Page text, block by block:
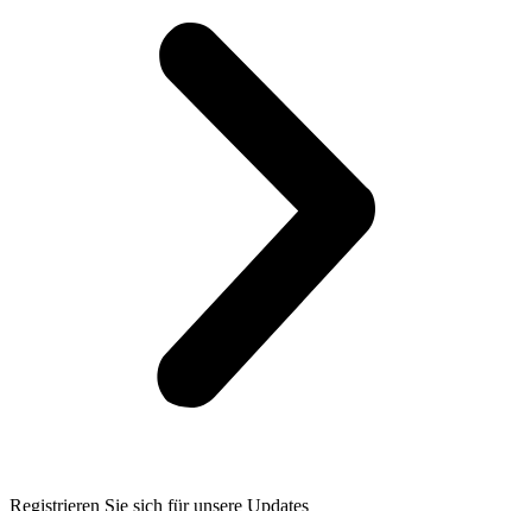
Registrieren Sie sich für unsere Updates